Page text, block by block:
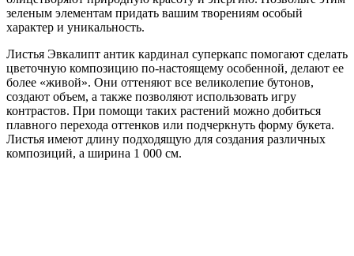
зеленым элементам придать вашим творениям особый
характер и уникальность.
Листья Эвкалипт антик кардинал суперкапс помогают сделать
цветочную композицию по-настоящему особенной, делают ее
более «живой». Они оттеняют все великолепие бутонов,
создают объем, а также позволяют использовать игру
контрастов. При помощи таких растений можно добиться
плавного перехода оттенков или подчеркнуть форму букета.
Листья имеют длину подходящую для создания различных
композиций, а ширина 1 000 см.